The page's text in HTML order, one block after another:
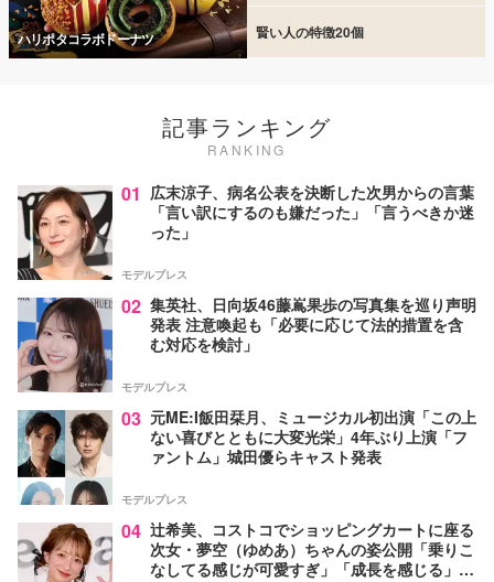
ハリポタコラボドーナツ 賢い人の特徴20個
記事ランキング
RANKING
01 広末涼子、病名公表を決断した次男からの言葉
「言い訳にするのも嫌だった」「言うべきか迷
った」
モデルプレス
02 集英社、日向坂46藤嶌果歩の写真集を巡り声明
発表 注意喚起も「必要に応じて法的措置を含
む対応を検討」
モデルプレス
03 元ME:I飯田栞月、ミュージカル初出演「この上
ない喜びとともに大変光栄」4年ぶり上演「フ
ァントム」城田優らキャスト発表
モデルプレス
04 辻希美、コストコでショッピングカートに座る
次女・夢空（ゆめあ）ちゃんの姿公開「乗りこ
なしてる感じが可愛すぎ」「成長を感じる」の